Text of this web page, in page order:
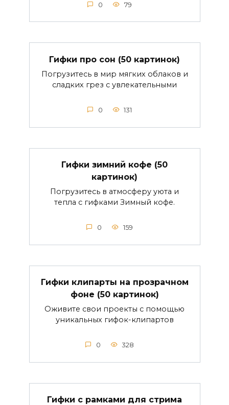
0 79
Гифки про сон (50 картинок)
Погрузитесь в мир мягких облаков и
сладких грез с увлекательными
0 131
Гифки зимний кофе (50
картинок)
Погрузитесь в атмосферу уюта и
тепла с гифками Зимный кофе.
0 159
Гифки клипарты на прозрачном
фоне (50 картинок)
Оживите свои проекты с помощью
уникальных гифок-клипартов
0 328
Гифки с рамками для стрима